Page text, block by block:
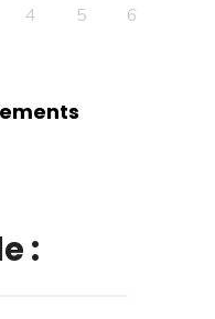
4 5 6
: